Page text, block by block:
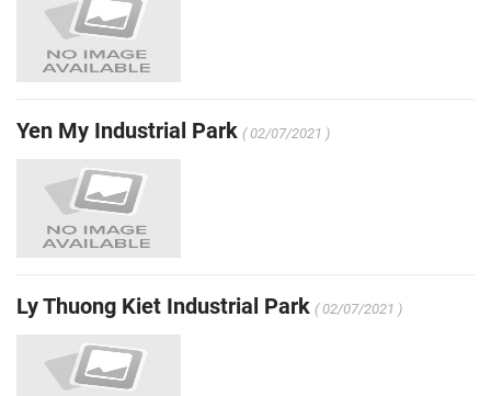
Yen My Industrial Park ( 02/07/2021 )
Ly Thuong Kiet Industrial Park ( 02/07/2021 )